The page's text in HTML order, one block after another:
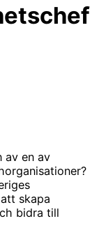
av en av
skapa
bidra till